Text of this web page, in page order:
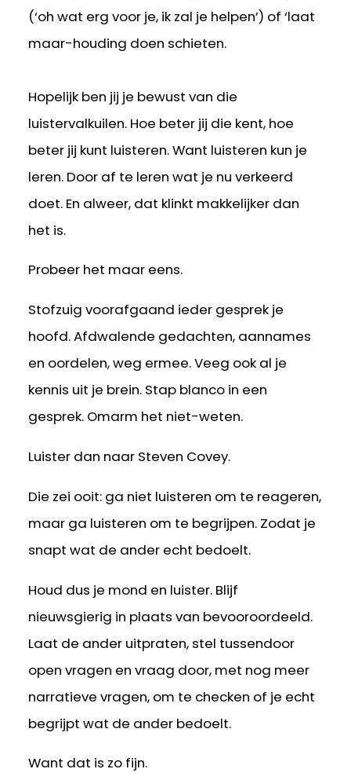
(‘oh wat erg voor je, ik zal je helpen’) of ‘laat
maar-houding doen schieten.
Hopelijk ben jij je bewust van die
luistervalkuilen. Hoe beter jij die kent, hoe
beter jij kunt luisteren. Want luisteren kun je
leren. Door af te leren wat je nu verkeerd
doet. En alweer, dat klinkt makkelijker dan
het is.
Probeer het maar eens.
Stofzuig voorafgaand ieder gesprek je
hoofd. Afdwalende gedachten, aannames
en oordelen, weg ermee. Veeg ook al je
kennis uit je brein. Stap blanco in een
gesprek. Omarm het niet-weten.
Luister dan naar Steven Covey.
Die zei ooit: ga niet luisteren om te reageren,
maar ga luisteren om te begrijpen. Zodat je
snapt wat de ander echt bedoelt.
Houd dus je mond en luister. Blijf
nieuwsgierig in plaats van bevooroordeeld.
Laat de ander uitpraten, stel tussendoor
open vragen en vraag door, met nog meer
narratieve vragen, om te checken of je echt
begrijpt wat de ander bedoelt.
Want dat is zo fijn.